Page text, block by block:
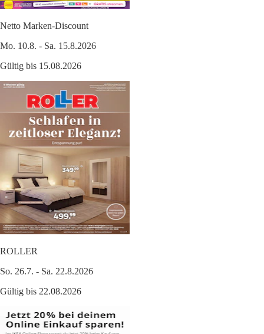
Netto Marken-Discount
Mo. 10.8. - Sa. 15.8.2026
Gültig bis 15.08.2026
ROLLER
So. 26.7. - Sa. 22.8.2026
Gültig bis 22.08.2026